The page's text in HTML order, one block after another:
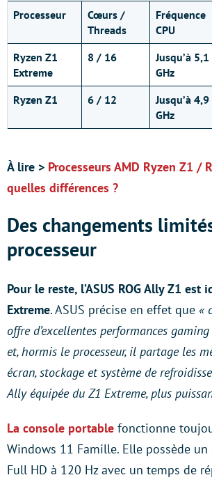
Processeur
Cœurs /
Threads
Fréquence
CPU
Ryzen Z1
Extreme
8 / 16
Jusqu’à 5,1
GHz
Ryzen Z1
6 / 12
Jusqu’à 4,9
GHz
À lire > Processeurs AMD Ryzen Z1 /
quelles différences ?
Des changements
processeur
Pour le reste, l’ASUS ROG Ally Z1 est
Extreme. ASUS précise en effet que «
offre d’excellentes performances
et, hormis le processeur, il partage les
écran, stockage et système de
Ally équipée du Z1 Extreme, plus
La console portable fonctionne
Windows 11 Famille. Elle possède un
Full HD à 120 Hz avec un temps de